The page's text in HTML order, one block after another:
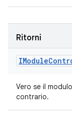
Ritorni
IModule
Vero se il
contrario.